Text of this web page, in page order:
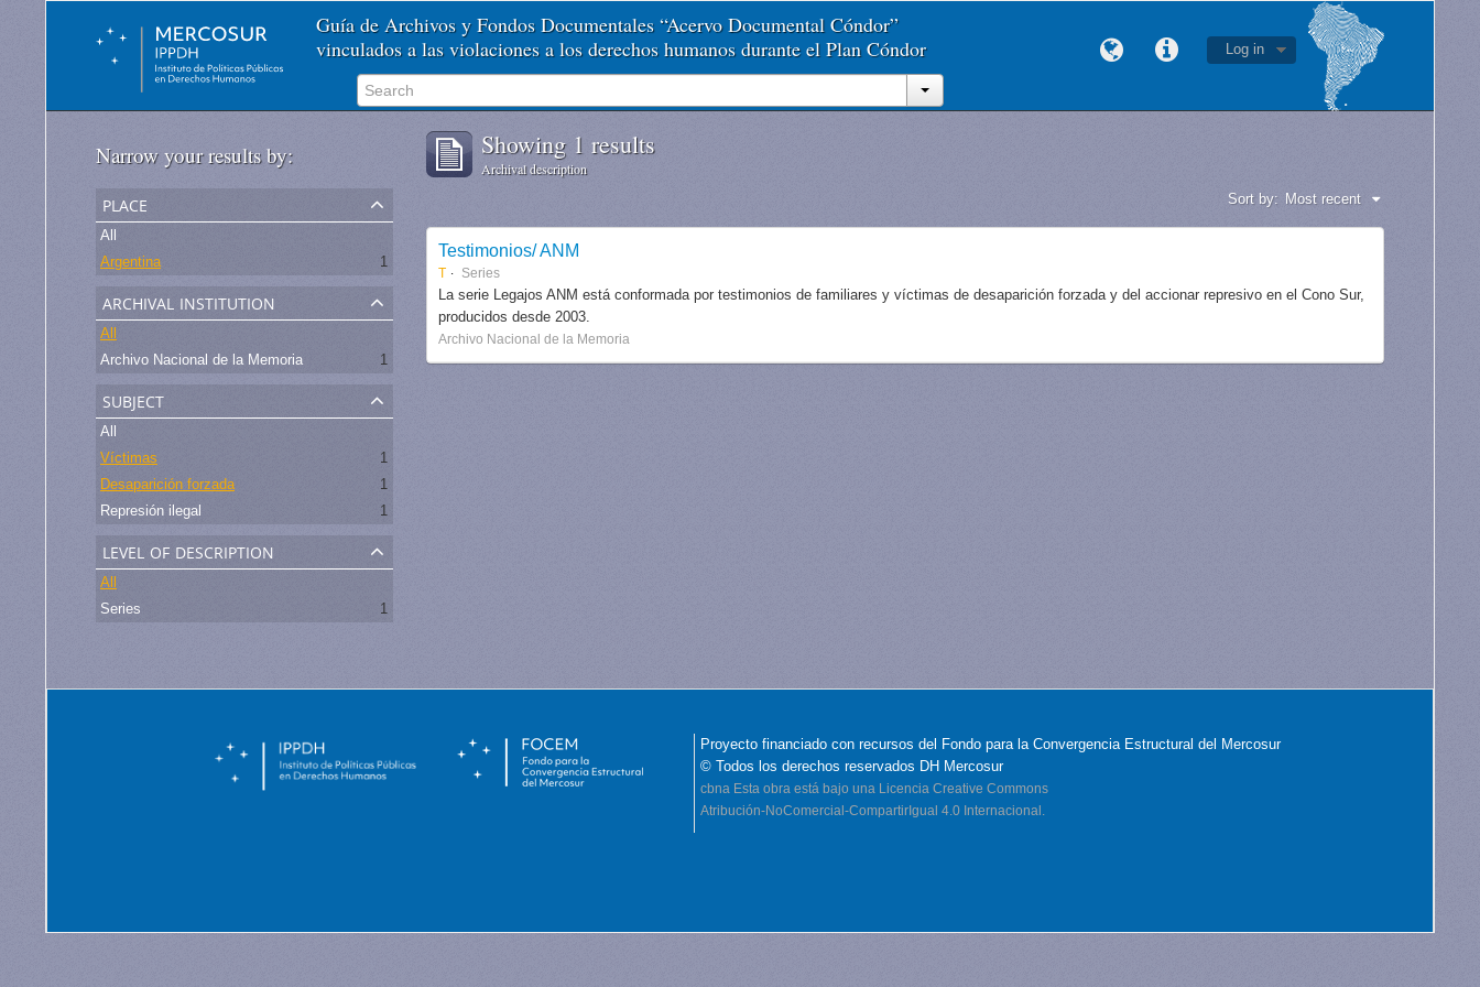
Guía de Archivos y Fondos Documentales “Acervo Documental Cóndor”
vinculados a las violaciones a los derechos humanos durante el Plan Cóndor
Log in
Narrow your results by:
place
All
Argentina
1
archival institution
All
Archivo Nacional de la Memoria
1
subject
All
Víctimas
1
Desaparición forzada
1
Represión ilegal
1
level of description
All
Series
1
Showing 1 results
Archival description
Sort by: Most recent
Testimonios/ ANM
T Series
La serie Legajos ANM está conformada por testimonios de familiares y víctimas de desaparición forzada y del accionar represivo en el Cono Sur,
producidos desde 2003.
Archivo Nacional de la Memoria
Proyecto financiado con recursos del Fondo para la Convergencia Estructural del Mercosur
© Todos los derechos reservados DH Mercosur
cbna Esta obra está bajo una Licencia Creative Commons
Atribución-NoComercial-CompartirIgual 4.0 Internacional.